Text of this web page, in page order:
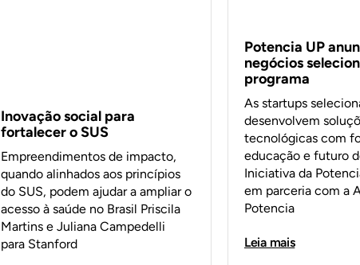
Inovação social para
fortalecer o SUS
Empreendimentos de impacto,
quando alinhados aos princípios
do SUS, podem ajudar a ampliar o
acesso à saúde no Brasil Priscila
Martins e Juliana Campedelli
para Stanford
Potencia UP
negócios
programa
As startups
desenvolvem
tecnológicas com
educação e futuro
Iniciativa da
em parceria com a
Potencia
Leia mais